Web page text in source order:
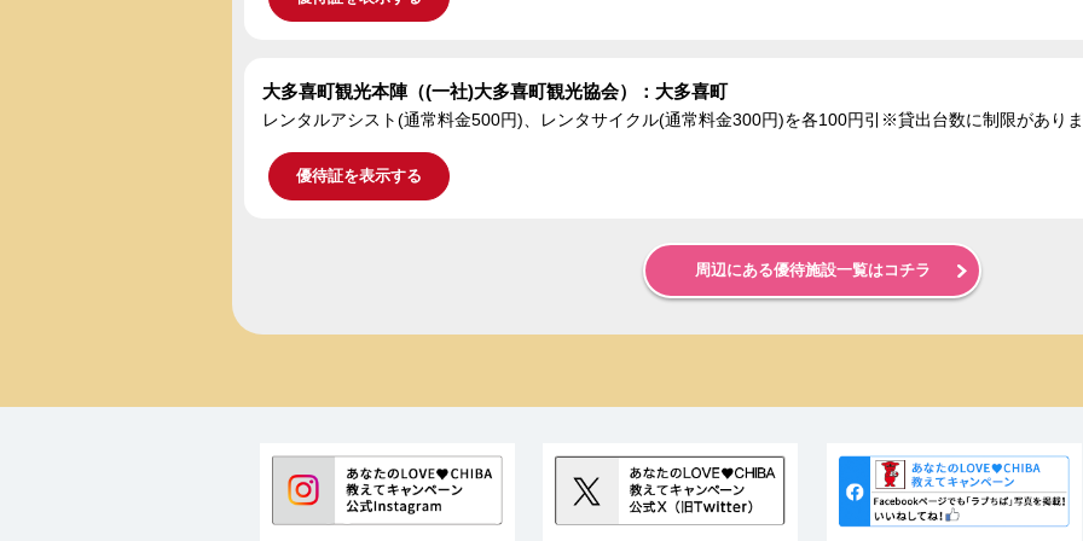
大多喜町観光本陣（(一社)大多喜町観光協会）：大多喜町
レンタルアシスト(通常料金500円)、レンタサイクル(通常料金300円)を各100円引※貸出台数に制限があり
優待証を表示する
周辺にある優待施設一覧はコチラ